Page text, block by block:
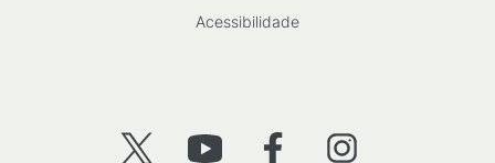
Acessibilidade